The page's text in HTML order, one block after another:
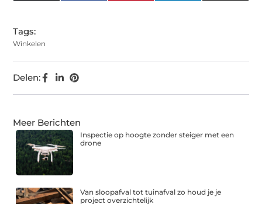
Tags:
Winkelen
Delen:
Meer Berichten
Inspectie op hoogte zonder steiger met een
drone
Van sloopafval tot tuinafval zo houd je je
project overzichtelijk